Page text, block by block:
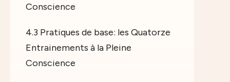
Conscience
4.3 Pratiques de base: les Quatorze
Entrainements à la Pleine
Conscience